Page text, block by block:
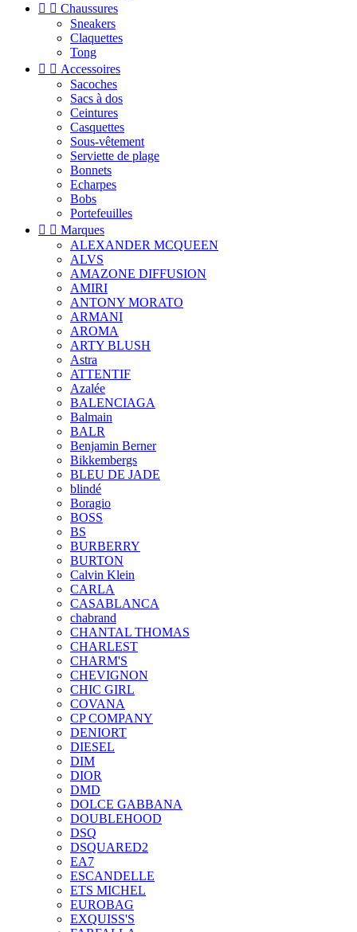
  Chaussures
Sneakers
Claquettes
Tong
  Accessoires
Sacoches
Sacs à dos
Ceintures
Casquettes
Sous-vêtement
Serviette de plage
Bonnets
Echarpes
Bobs
Portefeuilles
  Marques
ALEXANDER MCQUEEN
ALVS
AMAZONE DIFFUSION
AMIRI
ANTONY MORATO
ARMANI
AROMA
ARTY BLUSH
Astra
ATTENTIF
Azalée
BALENCIAGA
Balmain
BALR
Benjamin Berner
Bikkembergs
BLEU DE JADE
blindé
Boragio
BOSS
BS
BURBERRY
BURTON
Calvin Klein
CARLA
CASABLANCA
chabrand
CHANTAL THOMAS
CHARLEST
CHARM'S
CHEVIGNON
CHIC GIRL
COVANA
CP COMPANY
DENIORT
DIESEL
DIM
DIOR
DMD
DOLCE GABBANA
DOUBLEHOOD
DSQ
DSQUARED2
EA7
ESCANDELLE
ETS MICHEL
EUROBAG
EXQUISS'S